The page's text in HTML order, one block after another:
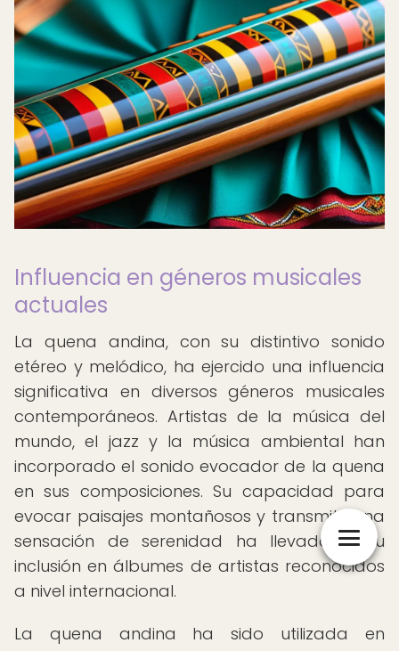
Influencia en géneros musicales
actuales
La quena andina, con su distintivo sonido
etéreo y melódico, ha ejercido una influencia
significativa en diversos géneros musicales
contemporáneos. Artistas de la música del
mundo, el jazz y la música ambiental han
incorporado el sonido evocador de la quena
en sus composiciones. Su capacidad para
evocar paisajes montañosos y transmitir una
sensación de serenidad ha llevado a su
inclusión en álbumes de artistas reconocidos
a nivel internacional.
La quena andina ha sido utilizada en